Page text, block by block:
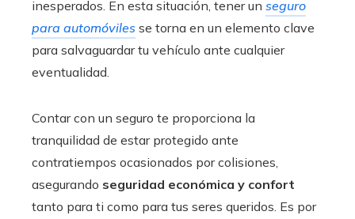
inesperados. En esta situación, tener un seguro
para automóviles se torna en un elemento clave
para salvaguardar tu vehículo ante cualquier
eventualidad.
Contar con un seguro te proporciona la
tranquilidad de estar protegido ante
contratiempos ocasionados por colisiones,
asegurando seguridad económica y confort
tanto para ti como para tus seres queridos. Es por